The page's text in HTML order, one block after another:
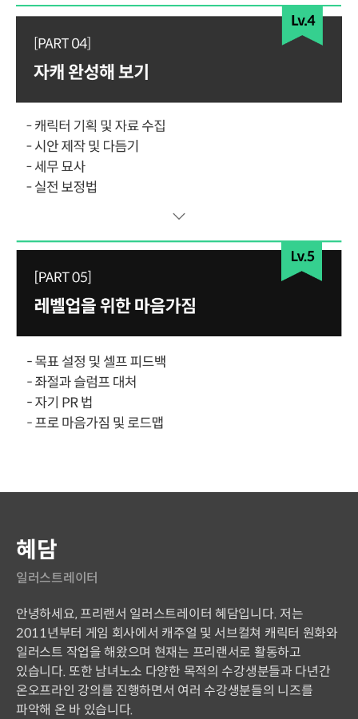
일러스트레이터
혜담
안녕하세요, 프리랜서 일러스트레이터 혜담입니다. 저는
2011년부터 게임 회사에서 캐주얼 및 서브컬쳐 캐릭터 원화와
일러스트 작업을 해왔으며 현재는 프리랜서로 활동하고
있습니다. 또한 남녀노소 다양한 목적의 수강생분들과 다년간
온오프라인 강의를 진행하면서 여러 수강생분들의 니즈를
파악해 온 바 있습니다.